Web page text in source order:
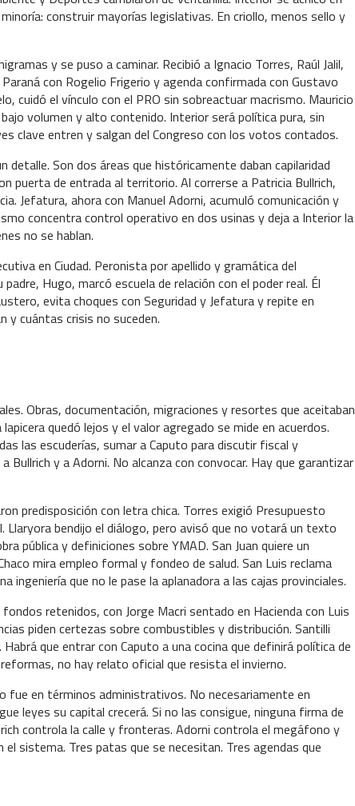
construir mayorías legislativas. En criollo, menos sello y
y se puso a caminar. Recibió a Ignacio Torres, Raúl Jalil,
con Rogelio Frigerio y agenda confirmada con Gustavo
cuidó el vínculo con el PRO sin sobreactuar macrismo. Mauricio
volumen y alto contenido. Interior será política pura, sin
clave entren y salgan del Congreso con los votos contados.
detalle. Son dos áreas que históricamente daban capilaridad
puerta de entrada al territorio. Al correrse a Patricia Bullrich,
Jefatura, ahora con Manuel Adorni, acumuló comunicación y
concentra control operativo en dos usinas y deja a Interior la
no se hablan.
en Ciudad. Peronista por apellido y gramática del
Hugo, marcó escuela de relación con el poder real. Él
evita choques con Seguridad y Jefatura y repite en
y cuántas crisis no suceden.
Obras, documentación, migraciones y resortes que aceitaban
quedó lejos y el valor agregado se mide en acuerdos.
las escuderías, sumar a Caputo para discutir fiscal y
Bullrich y a Adorni. No alcanza con convocar. Hay que garantizar
predisposición con letra chica. Torres exigió Presupuesto
Llaryora bendijo el diálogo, pero avisó que no votará un texto
pública y definiciones sobre YMAD. San Juan quiere un
mira empleo formal y fondeo de salud. San Luis reclama
ingeniería que no le pase la aplanadora a las cajas provinciales.
retenidos, con Jorge Macri sentado en Hacienda con Luis
piden certezas sobre combustibles y distribución. Santilli
que entrar con Caputo a una cocina que definirá política de
no hay relato oficial que resista el invierno.
fue en términos administrativos. No necesariamente en
leyes su capital crecerá. Si no las consigue, ninguna firma de
controla la calle y fronteras. Adorni controla el megáfono y
sistema. Tres patas que se necesitan. Tres agendas que